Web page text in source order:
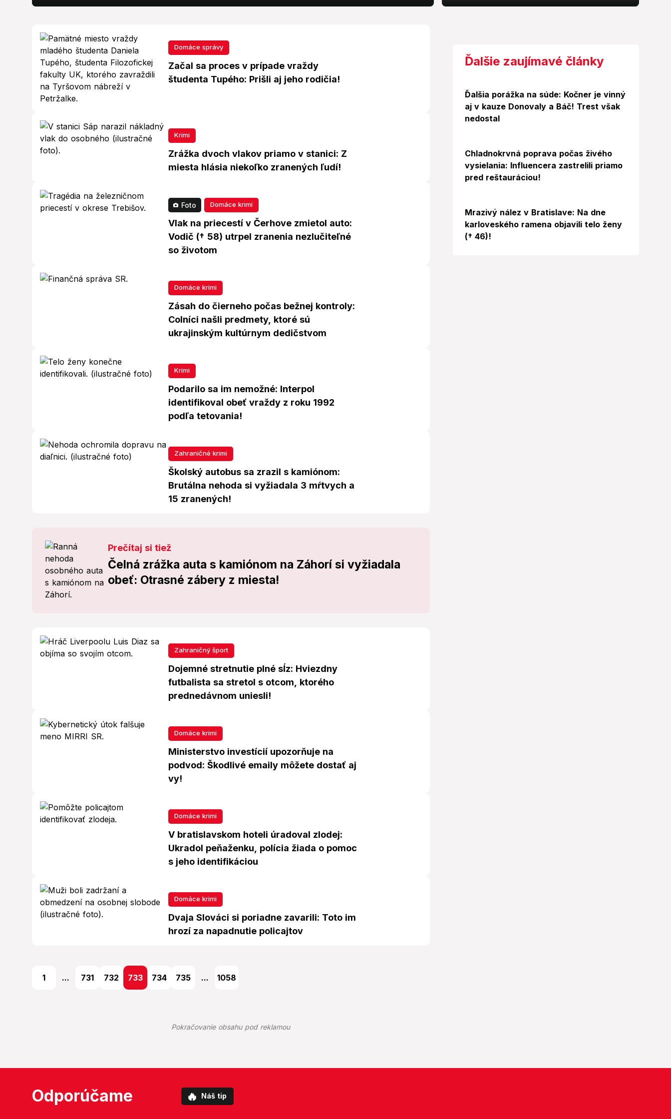
Domáce správy
Začal sa proces v prípade vraždy
študenta Tupého: Prišli aj jeho rodičia!
Krimi
Zrážka dvoch vlakov priamo v stanici: Z
miesta hlásia niekoľko zranených ľudí!
Foto Domáce krimi
Vlak na priecestí v Čerhove zmietol auto:
Vodič († 58) utrpel zranenia nezlučiteľné
so životom
Domáce krimi
Zásah do čierneho počas bežnej kontroly:
Colníci našli predmety, ktoré sú
ukrajinským kultúrnym dedičstvom
Krimi
Podarilo sa im nemožné: Interpol
identifikoval obeť vraždy z roku 1992
podľa tetovania!
Zahraničné krimi
Školský autobus sa zrazil s kamiónom:
Brutálna nehoda si vyžiadala 3 mŕtvych a
15 zranených!
Prečítaj si tiež
Čelná zrážka auta s kamiónom na Záhorí si vyžiadala
obeť: Otrasné zábery z miesta!
Zahraničný šport
Dojemné stretnutie plné sĺz: Hviezdny
futbalista sa stretol s otcom, ktorého
prednedávnom uniesli!
Domáce krimi
Ministerstvo investícií upozorňuje na
podvod: Škodlivé emaily môžete dostať aj
vy!
Domáce krimi
V bratislavskom hoteli úradoval zlodej:
Ukradol peňaženku, polícia žiada o pomoc
s jeho identifikáciou
Domáce krimi
Dvaja Slováci si poriadne zavarili: Toto im
hrozí za napadnutie policajtov
1 ... 731 732 733 734 735 ... 1058
Pokračovanie obsahu pod reklamou
Ďalšie zaujímavé články
Ďalšia porážka na súde: Kočner je vinný
aj v kauze Donovaly a Báč! Trest však
nedostal
Chladnokrvná poprava počas živého
vysielania: Influencera zastrelili priamo
pred reštauráciou!
Mrazivý nález v Bratislave: Na dne
karloveského ramena objavili telo ženy
(† 46)!
Odporúčame 🔥 Náš tip